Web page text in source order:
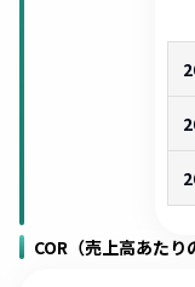
COR（売上高あた